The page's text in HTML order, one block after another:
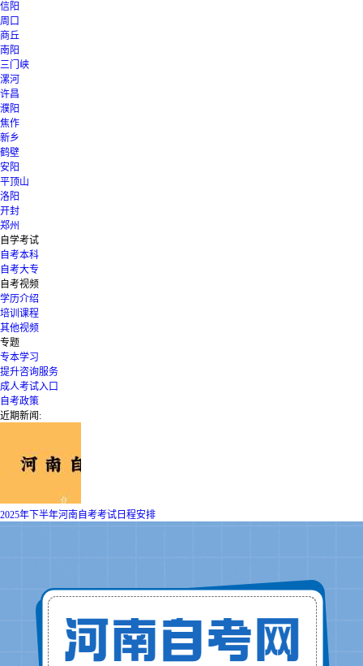
信阳
周口
商丘
南阳
三门峡
漯河
许昌
濮阳
焦作
新乡
鹤壁
安阳
平顶山
洛阳
开封
郑州
自学考试
自考本科
自考大专
自考视频
学历介绍
培训课程
其他视频
专题
专本学习
提升咨询服务
成人考试入口
自考政策
近期新闻:
2025年下半年河南自考考试日程安排